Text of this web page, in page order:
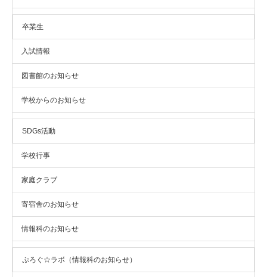
卒業生
入試情報
図書館のお知らせ
学校からのお知らせ
SDGs活動
学校行事
家庭クラブ
寄宿舎のお知らせ
情報科のお知らせ
ぷろぐ☆ラボ（情報科のお知らせ）